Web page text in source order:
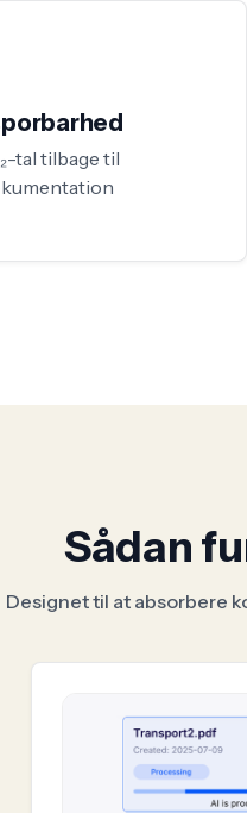
tal tilbage til
Sådan
Designet til at absorbere